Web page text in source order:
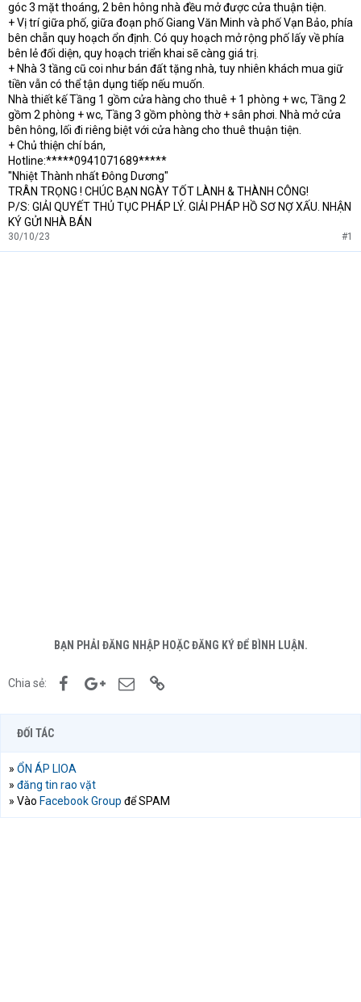
góc 3 mặt thoáng, 2 bên hông nhà đều mở được cửa thuận tiện.
+ Vị trí giữa phố, giữa đoạn phố Giang Văn Minh và phố Vạn Bảo, phía
bên chẵn quy hoạch ổn định. Có quy hoạch mở rộng phố lấy về phía
bên lẻ đối diện, quy hoạch triển khai sẽ càng giá trị.
+ Nhà 3 tầng cũ coi như bán đất tặng nhà, tuy nhiên khách mua giữ
tiền vẫn có thể tận dụng tiếp nếu muốn.
Nhà thiết kế Tầng 1 gồm cửa hàng cho thuê + 1 phòng + wc, Tầng 2
gồm 2 phòng + wc, Tầng 3 gồm phòng thờ + sân phơi. Nhà mở cửa
bên hông, lối đi riêng biệt với cửa hàng cho thuê thuận tiện.
+ Chủ thiện chí bán,
Hotline:*****0941071689*****
"Nhiệt Thành nhất Đông Dương"
TRÂN TRỌNG ! CHÚC BẠN NGÀY TỐT LÀNH & THÀNH CÔNG!
P/S: GIẢI QUYẾT THỦ TỤC PHÁP LÝ. GIẢI PHÁP HỒ SƠ NỢ XẤU. NHẬN
KÝ GỬI NHÀ BÁN
30/10/23 #1
BẠN PHẢI ĐĂNG NHẬP HOẶC ĐĂNG KÝ ĐỂ BÌNH LUẬN.
Chia sẻ: FacebookGoogle+Email
ĐỐI TÁC
» ỔN ÁP LIOA
» đăng tin rao vặt
» Vào Facebook Group để SPAM